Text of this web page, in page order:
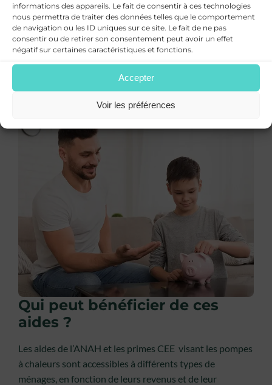
informations des appareils. Le fait de consentir à ces technologies
nous permettra de traiter des données telles que le comportement
de navigation ou les ID uniques sur ce site. Le fait de ne pas
consentir ou de retirer son consentement peut avoir un effet
négatif sur certaines caractéristiques et fonctions.
Accepter
Voir les préférences
Qui peut bénéficier de ces
aides ?
Les aides de l’ANAH et les primes CEE visant les pompes
à chaleurs sont accessibles à différents types de
ménages, en fonction de leurs revenus et de leur